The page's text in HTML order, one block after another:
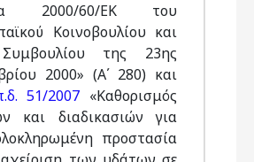
2000/60/ΕΚ του
Κοινοβουλίου και
της 23ης
2000» (Α΄ 280) και
51/2007 «Καθορισμός
και διαδικασιών για
προστασία